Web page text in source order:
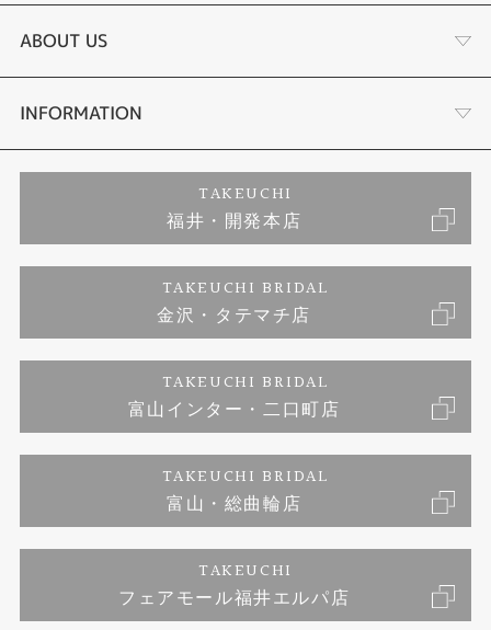
結婚指輪
セットリング
エタニティーリング
婚約ネックレス
サプライズプロポーズ相談室
ダイヤモンドカッターブランド
アフターメンテナンス
金澤工房｜手作りペアリング
金澤工房｜手作り結婚指輪
金澤工房｜手作り婚約指輪プロポーズプラン
ABOUT US
店舗情報
お客様の声
INFORMATION
プライバシーポリシー
TAKEUCHI
福井・開発本店
TAKEUCHI BRIDAL
金沢・タテマチ店
TAKEUCHI BRIDAL
富山インター・二口町店
TAKEUCHI BRIDAL
富山・総曲輪店
TAKEUCHI
フェアモール福井エルパ店